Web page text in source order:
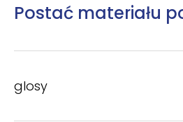
Postać materiału
glosy